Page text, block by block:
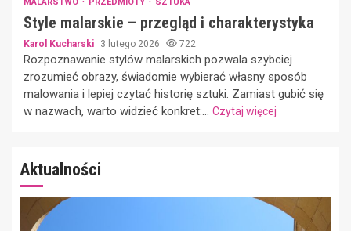
Style malarskie – przegląd i charakterystyka
Karol Kucharski 3 lutego 2026 722
Rozpoznawanie stylów malarskich pozwala szybciej
zrozumieć obrazy, świadomie wybierać własny sposób
malowania i lepiej czytać historię sztuki. Zamiast gubić się
w nazwach, warto widzieć konkret:... Czytaj więcej
Aktualności